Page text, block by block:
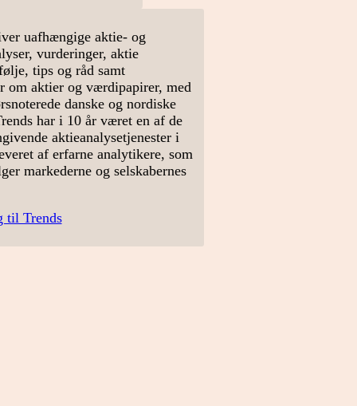
uafhængige aktie- og
vurderinger, aktie
tips og råd samt
om aktier og værdipapirer, med
danske og nordiske
har i 10 år været en af de
aktieanalysetjenester i
af erfarne analytikere, som
markederne og selskabernes
til Trends